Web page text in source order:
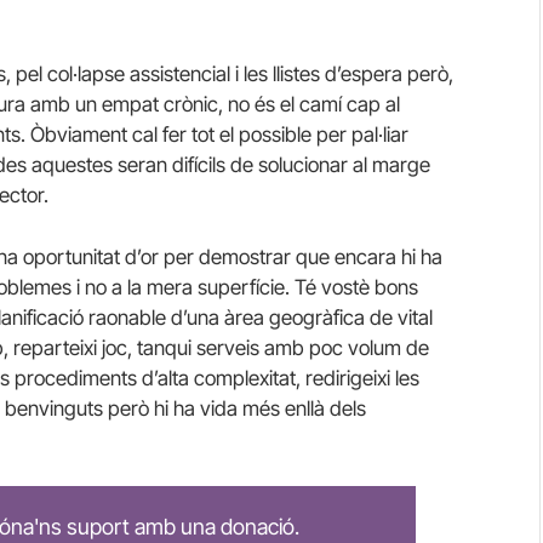
col·lapse assistencial i les llistes d’espera però,
amb un empat crònic, no és el camí cap al
Òbviament cal fer tot el possible per pal·liar
aquestes seran difícils de solucionar al marge
oportunitat d’or per demostrar que encara hi ha
i no a la mera superfície. Té vostè bons
raonable d’una àrea geogràfica de vital
reparteixi joc, tanqui serveis amb poc volum de
d’alta complexitat, redirigeixi les
però hi ha vida més enllà dels
suport amb una donació.